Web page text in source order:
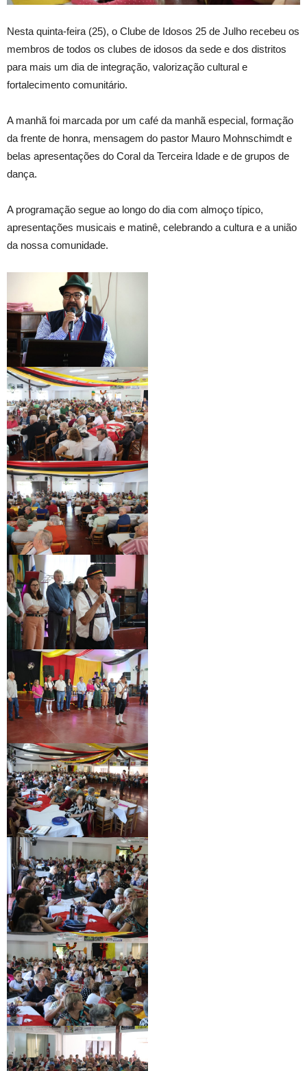
Nesta quinta-feira (25), o Clube de Idosos 25 de Julho recebeu os
membros de todos os clubes de idosos da sede e dos distritos
para mais um dia de integração, valorização cultural e
fortalecimento comunitário.
A manhã foi marcada por um café da manhã especial, formação
da frente de honra, mensagem do pastor Mauro Mohnschimdt e
belas apresentações do Coral da Terceira Idade e de grupos de
dança.
A programação segue ao longo do dia com almoço típico,
apresentações musicais e matinê, celebrando a cultura e a união
da nossa comunidade.